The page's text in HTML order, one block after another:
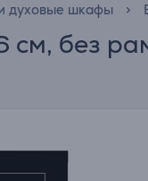
духовые шкафы
см, без